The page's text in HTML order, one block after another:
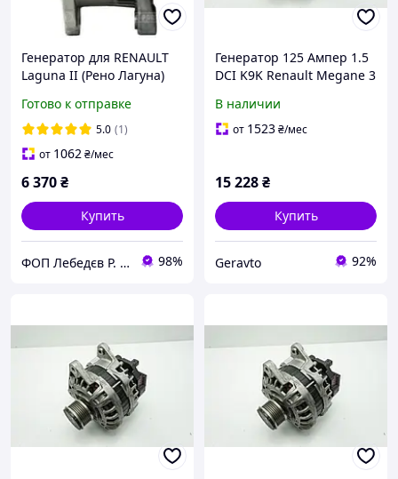
Генератор для RENAULT
Laguna II (Рено Лагуна)
новый
Готово к отправке
5.0 (1)
от 1062₴/мес
6 370₴
Купить
ФОП Лебедєв Р. В. Стартери Генератори Комплектуючі. 98%
Генератор 125 Ампер 1.5
DCI K9K Renault Megane 3
Оригинал 231002949R
В наличии
от 1523₴/мес
15 228₴
Купить
Geravto 92%